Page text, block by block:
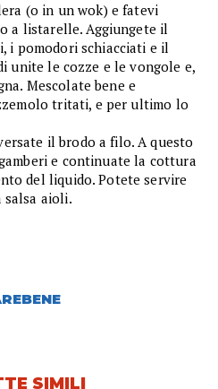
(o in un wok) e fatevi
a listarelle. Aggiungete il
i pomodori schiacciati e il
unite le cozze e le vongole e,
Mescolate bene e
tritati, e per ultimo lo
il brodo a filo. A questo
e continuate la cottura
del liquido. Potete servire
salsa aioli.
SIMILI